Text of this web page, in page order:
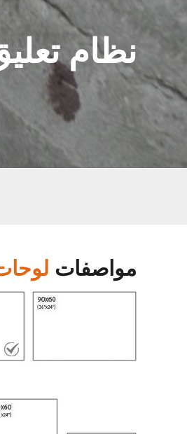
نظام
مواصفات